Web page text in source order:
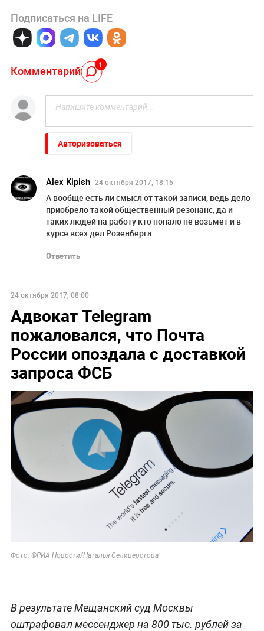
Подписаться на LIFE
Комментарий 1
Авторизоваться
Alex Kipish 24 октября 2017, 18:16
А вообще есть ли смысл от такой записи, ведь дело
приобрело такой общественный резонанс, да и
таких людей на работу кто попало не возьмет и в
курсе всех дел Розенберга.
Ответить
24 октября 2017, 08:00
Адвокат Telegram
пожаловался, что Почта
России опоздала с доставкой
запроса ФСБ
Фото: ©РИА Новости/Наталья Селиверстова
В результате Мещанский суд Москвы
оштрафовал мессенджер на 800 тыс. рублей за